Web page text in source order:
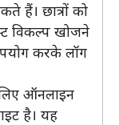
हैं। छात्रों को
विकल्प खोजने
करके लॉग
ऑनलाइन
है। यह